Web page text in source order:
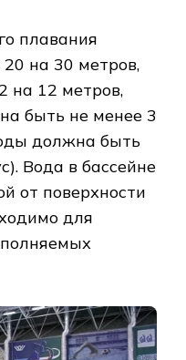
плавания
на 30 метров,
на 12 метров,
быть не менее 3
должна быть
Вода в бассейне
от поверхности
для